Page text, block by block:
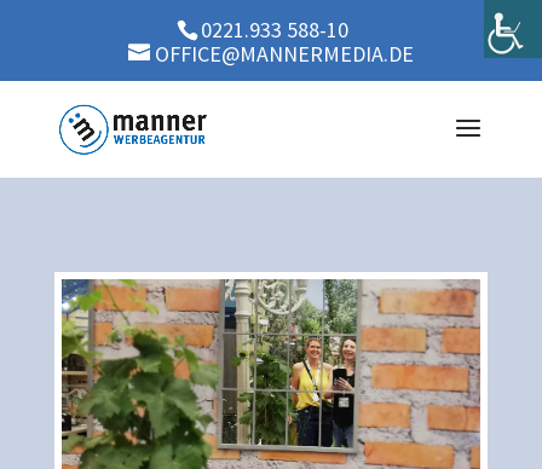
0221.933 588-10
OFFICE@MANNERMEDIA.DE